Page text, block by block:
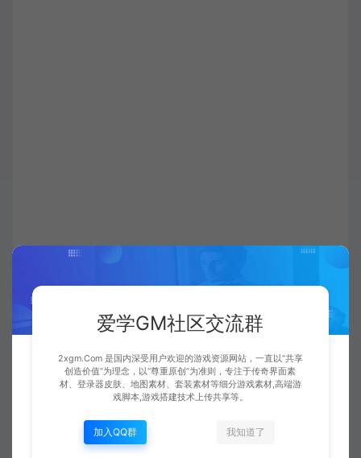
https://www.2xgm.com/200.html
可视化
爱学GM社区交流群
2xgm.Com 是国内深受用户欢迎的游戏资源网站，一直以“共享
创造价值”为理念，以“尊重原创”为准则，专注于传奇界面素
材、登录器皮肤、地图素材、套装素材等细分游戏素材,高端游
戏脚本,游戏搭建技术上传共享等。
加入QQ群 我知道了